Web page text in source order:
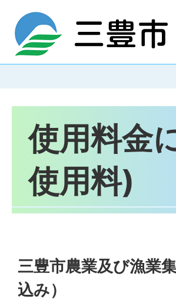
使用料金
使用料)
三豊市農業及び漁業
込み）